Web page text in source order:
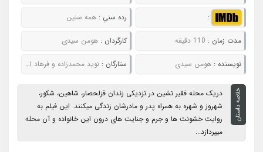
: رده سني : همه سنین
مدت زمان : 110 دقیقه کارگردان : هومن سیدی
نويسنده :هومن سیدی ستارگان : نوید محمدزاده و فرهاد اصلانی
خلاصه داستان
دریک محله فقیر نشین در نزدیکی زندان قزلحصار، شاهین، شکور،
شهروز و شهره به همراه پدر و مادرشان زندگی میکنند. این فیلم به
روایت خشونت ها و جرم و جنایت های درون این خانواده و آن محله
میپردازد...